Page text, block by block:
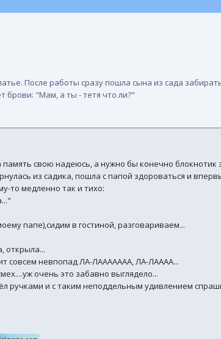
После работы сразу пошла сына из сада
брови: "Мам, а ты - тетя что ли?"
свою надеюсь, а нужно бы конечно блокнотик
из садика, пошла с папой здороваться и
то медленно так и тихо:
папе),сидим в гостиной, разговариваем...
открыла...
совсем невпопад ЛА-ЛААААААА, ЛА-ЛАААА...
очень это забавно выглядело...
ручками и с таким неподдельным удивлением